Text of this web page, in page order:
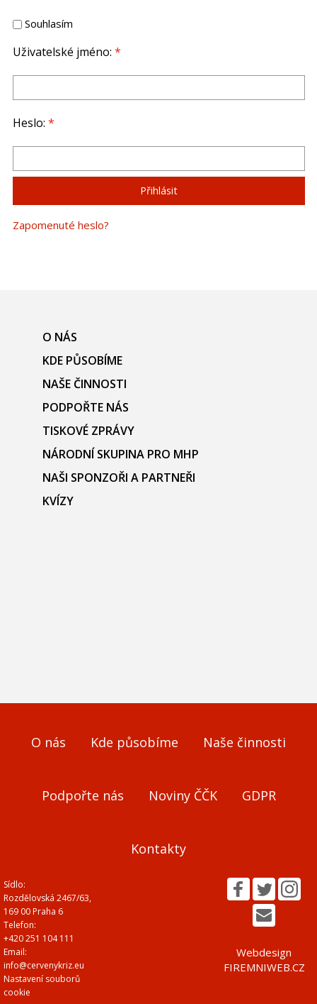
Souhlasím
Uživatelské jméno: *
Heslo: *
Zapomenuté heslo?
O NÁS
KDE PŮSOBÍME
NAŠE ČINNOSTI
PODPOŘTE NÁS
TISKOVÉ ZPRÁVY
NÁRODNÍ SKUPINA PRO MHP
NAŠI SPONZOŘI A PARTNEŘI
KVÍZY
O nás Kde působíme Naše činnosti
Podpořte nás Noviny ČČK GDPR
Kontakty
Sídlo:
Rozdělovská 2467/63,
169 00 Praha 6
Telefon:
+420 251 104 111
Email:
info@cervenykriz.eu
Nastavení souborů
cookie
Webdesign
FIREMNIWEB.CZ